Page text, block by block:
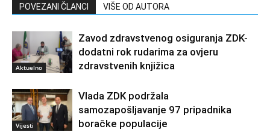
POVEZANI ČLANCI VIŠE OD AUTORA
Aktuelno
Zavod zdravstvenog osiguranja ZDK-
dodatni rok rudarima za ovjeru
zdravstvenih knjižica
Vijesti
Vlada ZDK podržala
samozapošljavanje 97 pripadnika
boračke populacije